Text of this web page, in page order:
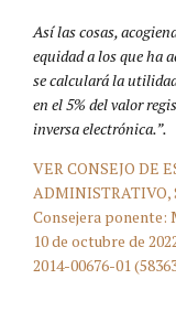
Así las cosas,
equidad a los que ha
se calculará la
en el 5% del valor
inversa electrónica.”.
VER CONSEJO DE
ADMINISTRATIVO,
Consejera ponente:
10 de octubre de
2014-00676-01